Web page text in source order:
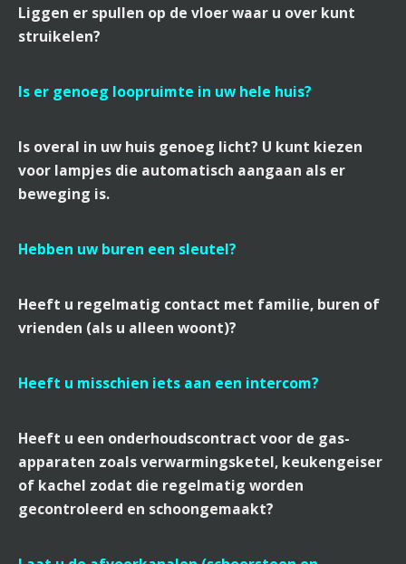
Liggen er spullen op de vloer waar u over kunt
struikelen?
Is er genoeg loopruimte in uw hele huis?
Is overal in uw huis genoeg licht? U kunt kiezen
voor lampjes die automatisch aangaan als er
beweging is.
Hebben uw buren een sleutel?
Heeft u regelmatig contact met familie, buren of
vrienden (als u alleen woont)?
Heeft u misschien iets aan een intercom?
Heeft u een onderhoudscontract voor de gas-
apparaten zoals verwarmingsketel, keukengeiser
of kachel zodat die regelmatig worden
gecontroleerd en schoongemaakt?